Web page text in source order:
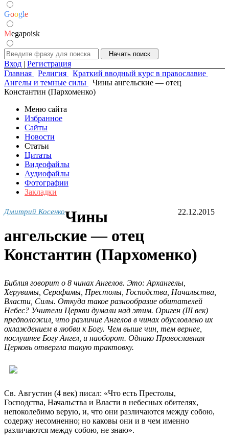
Google
Megapoisk
Вход | Регистрация
Главная
Религия
Краткий вводный курс в православие
Ангелы и темные силы
Чины ангельские — отец
Константин (Пархоменко)
Меню сайта
Избранное
Сайты
Новости
Статьи
Цитаты
Видеофайлы
Аудиофайлы
Фотографии
Закладки
Дмитрий Косенко 22.12.2015
Чины
ангельские — отец
Константин (Пархоменко)
Библия говорит о 8 чинах Ангелов. Это: Архангелы,
Херувимы, Серафимы, Престолы, Господства, Начальства,
Власти, Силы. Откуда такое разнообразие обитателей
Небес? Учители Церкви думали над этим. Ориген (III век)
предположил, что различие Ангелов в чинах обусловлено их
охлаждением в любви к Богу. Чем выше чин, тем вернее,
послушнее Богу Ангел, и наоборот. Однако Православная
Церковь отвергла такую трактовку.
Св. Августин (4 век) писал: «Что есть Престолы,
Господства, Начальства и Власти в небесных обителях,
непоколебимо верую, и, что они различаются между собою,
содержу несомненно; но каковы они и в чем именно
различаются между собою, не знаю».